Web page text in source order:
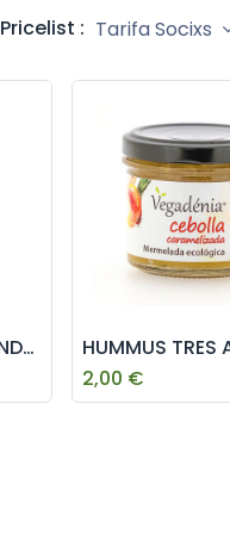
Pricelist : Tarifa Socixs
PURE BLANCO ALMENDRA MANDOLE 325g
2,00 €